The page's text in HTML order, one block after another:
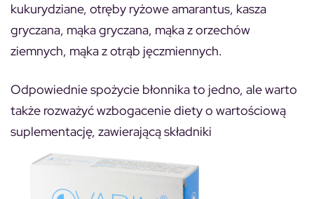
kukurydziane, otręby ryżowe amarantus, kasza
gryczana, mąka gryczana, mąka z orzechów
ziemnych, mąka z otrąb jęczmiennych.
Odpowiednie spożycie błonnika to jedno, ale warto
także rozważyć wzbogacenie diety o wartościową
suplementację, zawierającą składniki